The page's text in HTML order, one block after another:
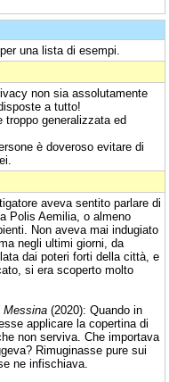
per una lista di esempi.
non sia assolutamente
a tutto!
troppo generalizzata ed
è doveroso evitare di
aveva sentito parlare di
Polis Aemilia, o almeno
Non aveva mai indugiato
negli ultimi giorni, da
dai poteri forti della città, e
si era scoperto molto
Messina (2020): Quando in
applicare la copertina di
non serviva. Che importava
Rimuginasse pure sui
ne infischiava.